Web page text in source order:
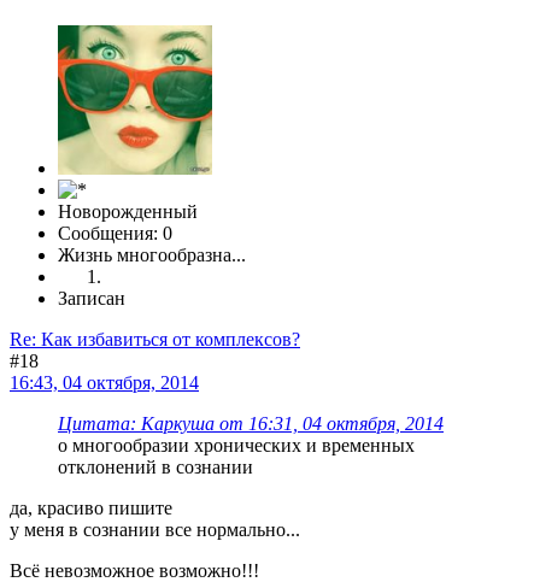
Новорожденный
Сообщения: 0
Жизнь многообразна...
Записан
Re: Как избавиться от комплексов?
#18
16:43, 04 октября, 2014
Цитата: Каркуша от 16:31, 04 октября, 2014
о многообразии хронических и временных
отклонений в сознании
да, красиво пишите
у меня в сознании все нормально...
Всё невозможное возможно!!!